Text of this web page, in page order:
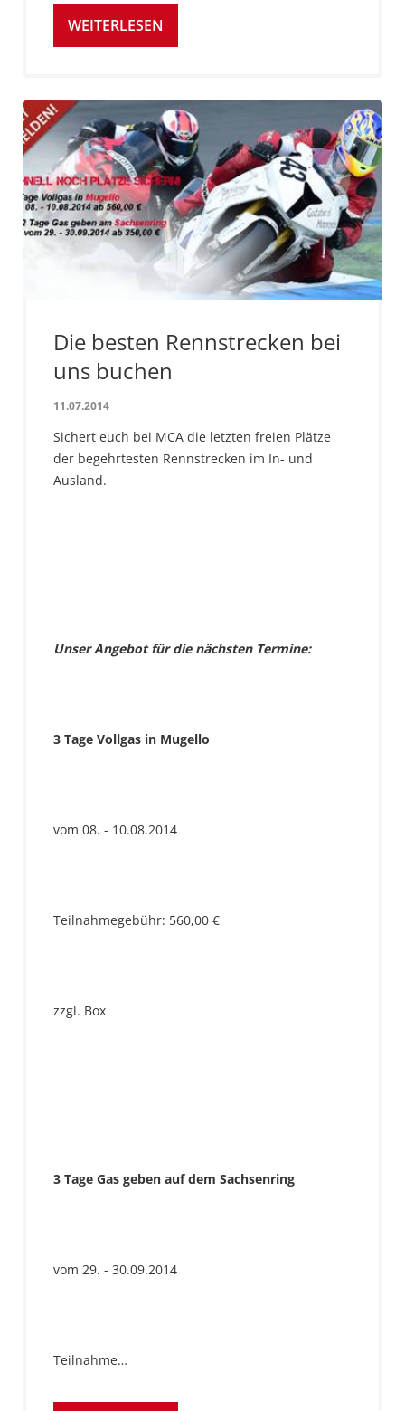
WEITERLESEN
Die besten Rennstrecken bei
uns buchen
11.07.2014
Sichert euch bei MCA die letzten freien Plätze
der begehrtesten Rennstrecken im In- und
Ausland.
Unser Angebot für die nächsten Termine:
3 Tage Vollgas in Mugello
vom 08. - 10.08.2014
Teilnahmegebühr: 560,00 €
zzgl. Box
3 Tage Gas geben auf dem Sachsenring
vom 29. - 30.09.2014
Teilnahme…